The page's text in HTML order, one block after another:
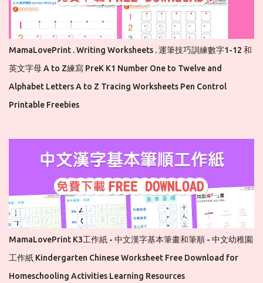
MamaLovePrint . Writing Worksheets . 運筆技巧訓練數字1-12 和
英文字母 A to Z練寫 PreK K1 Number One to Twelve and
Alphabet Letters A to Z Tracing Worksheets Pen Control
Printable Freebies
MamaLovePrint K3工作紙 - 中文漢字基本筆畫和筆順 - 中文幼稚園
工作紙 Kindergarten Chinese Worksheet Free Download for
Homeschooling Activities Learning Resources